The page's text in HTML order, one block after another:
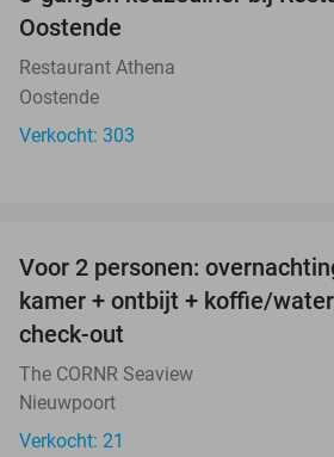
Oostende
Restaurant Athena
Oostende
Verkocht: 303
Voor 2 personen:
kamer + ontbijt + koffie/
check-out
The CORNR Seaview
Nieuwpoort
Verkocht: 21